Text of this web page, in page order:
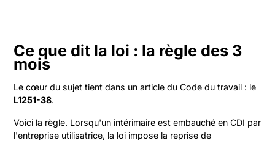
Ce que dit la loi : la règle des 3
mois
Le cœur du sujet tient dans un article du Code du travail : le
L1251-38.
Voici la règle. Lorsqu'un intérimaire est embauché en CDI par
l'entreprise utilisatrice, la loi impose la reprise de